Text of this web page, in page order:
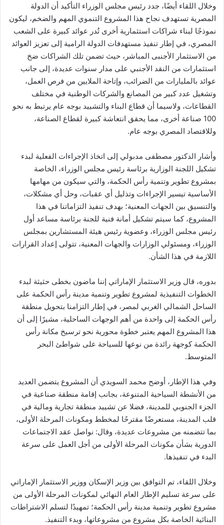
وخلال اللقاء أيضًا، جدد رئيس مجلس الوزراء التأكيد أن الدولة
المصرية تستهدف نجاح هذا المشروع التنموي المهم والضخم، ليكون
نموذجًا لبناء شراكات استثمارية أخرى تُدر عوائد كبيرة على الشعب
المصري، في إطار تنفيذ مستهدفات الدولة الرامية إلى تعزيز العوائد
من الاستثمار الأجنبى المباشر، حيث تضمن تلك الشراكات ضخ
استثمارات من النقد الأجنبي على مدار سنوات عديدة، إلى جانب
عوائد بالمليارات من الضرائب، وإتاحة الملايين من فرص العمل،
وتشغيل عدد كبير من المصانع والشركات الوطنية في مختلف
القطاعات، ولاسيما أن قطاع البناء والتشييد بوجه عام يرتبط به نحو
100 صناعة أخرى، مما يحقق انتعاشة كبيرة لقطاع الصناعة،
وللاقتصاد المصري بوجه عام.
وأشار الدكتور مصطفى مدبولي إلى اتخاذ الإجراءات الفعلية لبدء
تشكيل اللجنة الوزارية برئاسة رئيس مجلس الوزراء، الخاصة
بمشروع تطوير وتنمية رأس الحكمة، والتي سيكون من مهامها
الأساسية تيسير الإجراءات وتذليل أي عقبات، وحل أي مشكلات،
والتنسيق بين الجهات المعنية؛ بهدف تنفيذ التزاماتنا في هذا
المشروع، كما سيتم تشكيل أمانة فنية للجنة برئاسة مساعد أول
رئيس مجلس الوزراء، وعضوية رئيس هيئة المستشارين بمجلس
الوزراء، ومسئولي الوزارات والجهات المعنية، تتولى إعداد القرارات
اللازمة في هذا الشأن.
بدوره، قال وزير الاستثمار الإماراتي إننا ماضون بخطى حثيثة لبدء
الخطوات التنفيذية لمشروع تطوير وتنمية مدينة رأس الحكمة على
الساحل الشمالي الغربي لمصر، في إطار التزامنا بتحويل منطقة
رأس الحكمة إلى واحدة من أهم الوجهات الساحلية، مشيرًا إلى أن
هذا المشروع المهم يعتبر خطوة محورية نحو ترسيخ مكانة رأس
الحكمة كوجهة رائدة من نوعها للسياحة على شواطئ البحر
المتوسط.
وفي هذا الإطار، أوضح محمد السويدي أن المشروع يتضمن العديد
من الأنشطة السياحية المتنوعة، بجانب إقامة منطقة صناعية في
الجزء الجنوبي للمدينة، فضلا عن تشييد منطقة تجارية ومالية في
قلب المدينة، مستعرضًا مقترحًا لمخطط ومكونات المرحلة الأولى،
بما تتضمنه من مشروعات عديدة، وقال: نواصل عقد الاجتماعات
الدورية بشأن مكونات المرحلة الأولى من أجل العمل على سرعة
البدء في تنفيذها.
وخلال اللقاء، تم التوافق بين وزير الإسكان ووزير الاستثمار الإماراتي
على سرعة تسليم الإطار العام النهائي لمكونات المرحلة الأولى من
مشروع تطوير وتنمية مدينة رأس الحكمة؛ تمهيدًا لتسلم الاشتراطات
البنائية الخاصة بكل مشروع من مشروعاتها، وبدء التنفيذ.